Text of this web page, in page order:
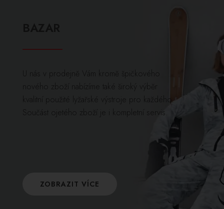
U nás v prodejně Vám kromě špičkového
nového zboží nabízíme také široký výběr
kvalitní použité lyžařské výstroje pro každého.
Součást ojetého zboží je i kompletní servis.
ZOBRAZIT VÍCE